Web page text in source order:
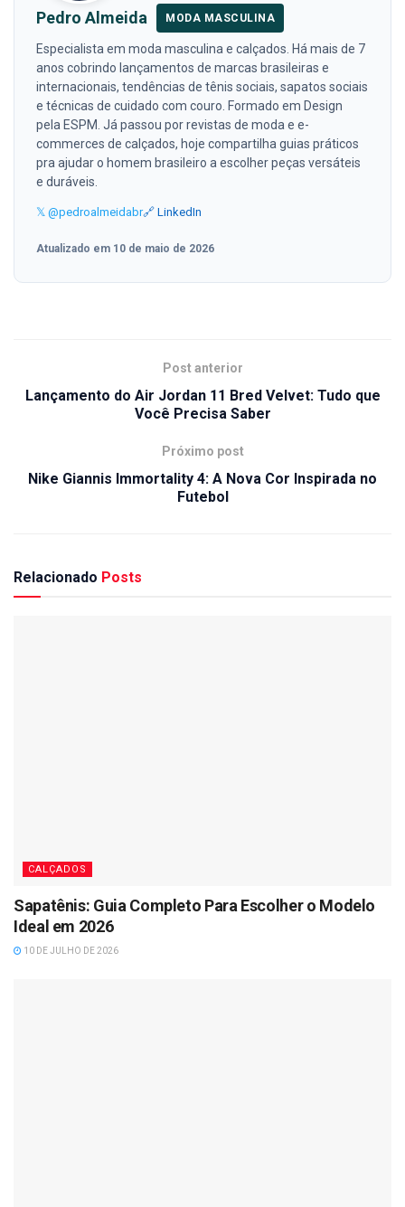
Pedro Almeida MODA MASCULINA
Especialista em moda masculina e calçados. Há mais de 7
anos cobrindo lançamentos de marcas brasileiras e
internacionais, tendências de tênis sociais, sapatos sociais
e técnicas de cuidado com couro. Formado em Design
pela ESPM. Já passou por revistas de moda e e-
commerces de calçados, hoje compartilha guias práticos
pra ajudar o homem brasileiro a escolher peças versáteis
e duráveis.
𝕏 @pedroalmeidabr🔗 LinkedIn
Atualizado em 10 de maio de 2026
Post anterior
Lançamento do Air Jordan 11 Bred Velvet: Tudo que
Você Precisa Saber
Próximo post
Nike Giannis Immortality 4: A Nova Cor Inspirada no
Futebol
Relacionado Posts
CALÇADOS
Sapatênis: Guia Completo Para Escolher o Modelo
Ideal em 2026
10 DE JULHO DE 2026